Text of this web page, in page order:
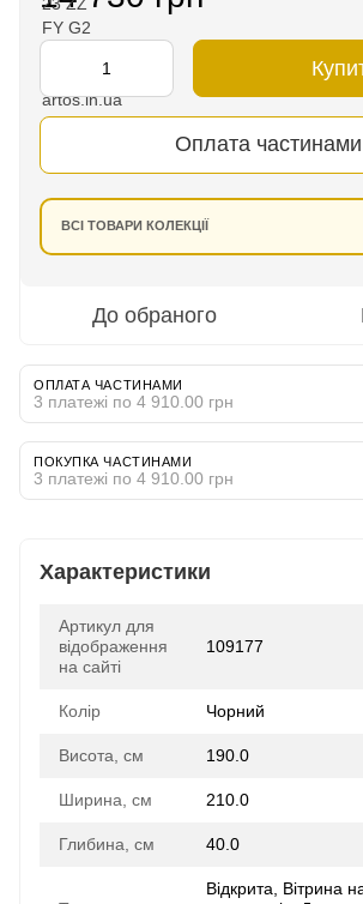
Оплата частинами
ВСІ ТОВАРИ КОЛЕКЦІЇ
До обраного
ОПЛАТА ЧАСТИНАМИ
3 платежі по 4 910.00 грн
ПОКУПКА ЧАСТИНАМИ
3 платежі по 4 910.00 грн
Характеристики
Артикул для
відображення
на сайті
109177
Колір Чорний
Висота, см 190.0
Ширина, см 210.0
Глибина, см 40.0
Відкрита, Вітрина